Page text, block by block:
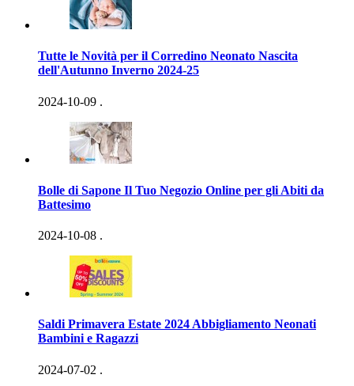
Tutte le Novità per il Corredino Neonato Nascita
dell'Autunno Inverno 2024-25
2024-10-09 .
Bolle di Sapone Il Tuo Negozio Online per gli Abiti da
Battesimo
2024-10-08 .
Saldi Primavera Estate 2024 Abbigliamento Neonati
Bambini e Ragazzi
2024-07-02 .